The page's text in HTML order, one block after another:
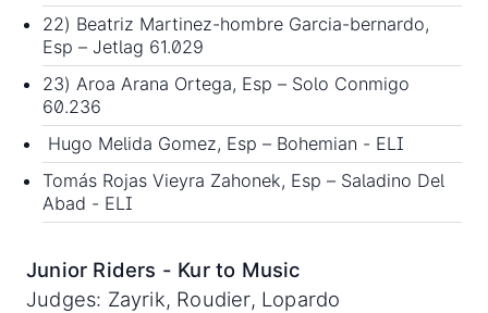
22) Beatriz Martinez-hombre Garcia-bernardo,
Esp – Jetlag 61.029
23) Aroa Arana Ortega, Esp – Solo Conmigo
60.236
Hugo Melida Gomez, Esp – Bohemian - ELI
Tomás Rojas Vieyra Zahonek, Esp – Saladino Del
Abad - ELI
Junior Riders - Kur to Music
Judges: Zayrik, Roudier, Lopardo